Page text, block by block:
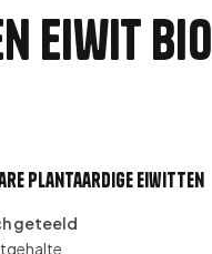
eiwit Bio
plantaardige eiwitten
geteeld